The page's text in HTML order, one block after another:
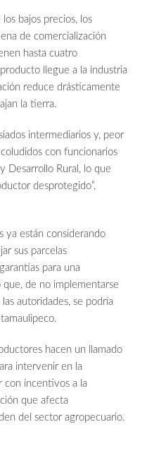
bajos precios, los
de comercialización
hasta cuatro
llegue a la industria
reduce drásticamente
la tierra.
intermediarios y, peor
con funcionarios
Desarrollo Rural, lo que
desprotegido”,
ya están considerando
sus parcelas
para una
de no implementarse
autoridades, se podría
hacen un llamado
intervenir en la
con incentivos a la
que afecta
del sector agropecuario.